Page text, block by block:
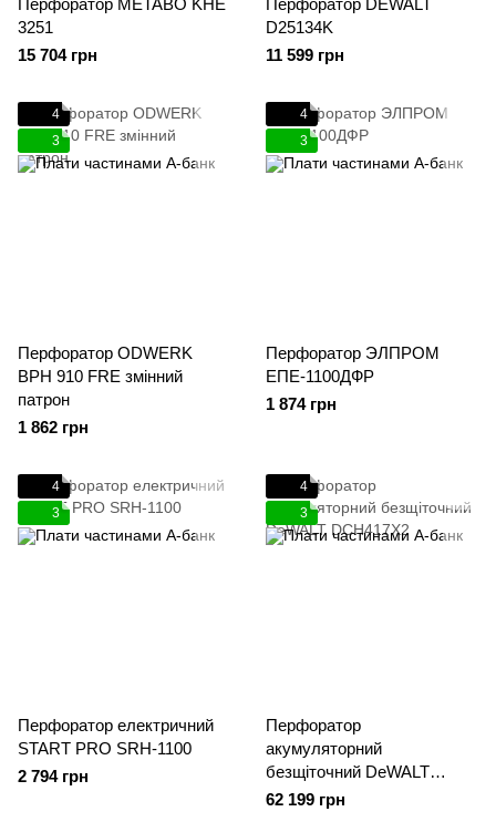
Перфоратор METABO KHE
3251
15 704 грн
Перфоратор DEWALT
D25134K
11 599 грн
4
3
Перфоратор ODWERK
BPH 910 FRE змінний
патрон
1 862 грн
4
3
Перфоратор ЭЛПРОМ
ЕПЕ-1100ДФР
1 874 грн
4
3
Перфоратор електричний
START PRO SRH-1100
2 794 грн
4
3
Перфоратор
акумуляторний
безщіточний DeWALT
DCH417X2
62 199 грн